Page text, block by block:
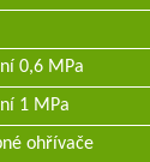
0,6 MPa
1 MPa
ohřívače